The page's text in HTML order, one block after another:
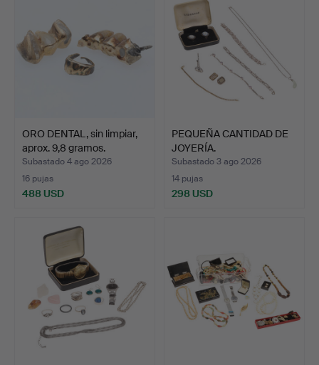
ORO DENTAL, sin limpiar,
aprox. 9,8 gramos.
Subastado 4 ago 2026
16 pujas
488 USD
PEQUEÑA CANTIDAD DE
JOYERÍA.
Subastado 3 ago 2026
14 pujas
298 USD